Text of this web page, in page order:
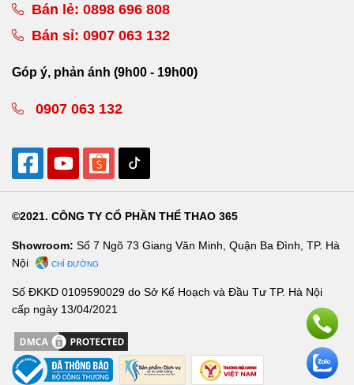
Bán lẻ: 0898 696 808
Bán sỉ: 0907 063 132
Góp ý, phản ánh (9h00 - 19h00)
0907 063 132
©2021. CÔNG TY CỔ PHẦN THỂ THAO 365
Showroom: Số 7 Ngõ 73 Giang Văn Minh, Quận Ba Đình, TP. Hà
Nội
CHỈ ĐƯỜNG
Số ĐKKD 0109590029 do Sở Kế Hoạch và Đầu Tư TP. Hà Nội
cấp ngày 13/04/2021